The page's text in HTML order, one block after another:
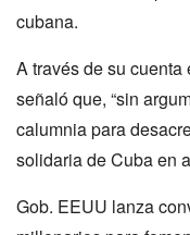
cubana.
A través de su
señaló que, “sin
calumnia para
solidaria de Cuba en
Gob. EEUU lanza